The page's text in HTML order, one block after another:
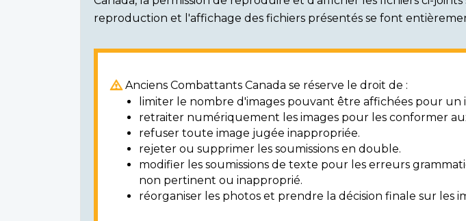
Consent
section
reproduction et l'affichage des fichiers présentés se font
Anciens Combattants Canada se réserve le droit de :
limiter le nombre d'images pouvant être affichées pour un
retraiter numériquement les images pour les conformer
refuser toute image jugée inappropriée.
rejeter ou supprimer les soumissions en double.
modifier les soumissions de texte pour les erreurs
non pertinent ou inapproprié.
réorganiser les photos et prendre la décision finale sur les